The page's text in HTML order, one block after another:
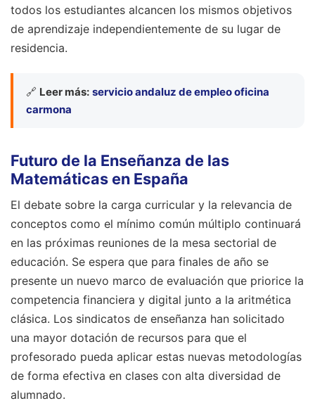
todos los estudiantes alcancen los mismos objetivos
de aprendizaje independientemente de su lugar de
residencia.
🔗 Leer más: servicio andaluz de empleo oficina
carmona
Futuro de la Enseñanza de las
Matemáticas en España
El debate sobre la carga curricular y la relevancia de
conceptos como el mínimo común múltiplo continuará
en las próximas reuniones de la mesa sectorial de
educación. Se espera que para finales de año se
presente un nuevo marco de evaluación que priorice la
competencia financiera y digital junto a la aritmética
clásica. Los sindicatos de enseñanza han solicitado
una mayor dotación de recursos para que el
profesorado pueda aplicar estas nuevas metodologías
de forma efectiva en clases con alta diversidad de
alumnado.